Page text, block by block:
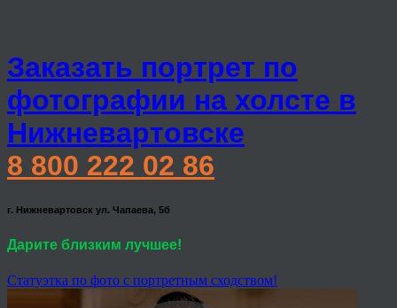
Заказать портрет по
фотографии на холсте в
Нижневартовске
8 800 222 02 86
г. Нижневартовск ул. Чапаева, 5б
Дарите близким лучшее!
Статуэтка по фото с портретным сходством!